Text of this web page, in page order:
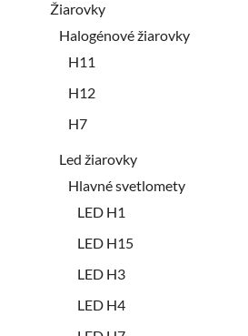
Žiarovky
Halogénové žiarovky
H11
H12
H7
Led žiarovky
Hlavné svetlomety
LED H1
LED H15
LED H3
LED H4